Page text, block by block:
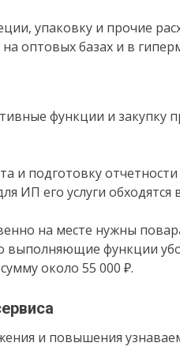
упаковку и прочие
оптовых базах и в
функции и закупку
и подготовку
ИП его услуги обходятся
на месте нужны
выполняющие функции
около 55 000 ₽.
и повышения